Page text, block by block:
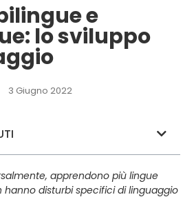
e
lo sviluppo
3 Giugno 2022
apprendono più lingue
disturbi specifici di linguaggio